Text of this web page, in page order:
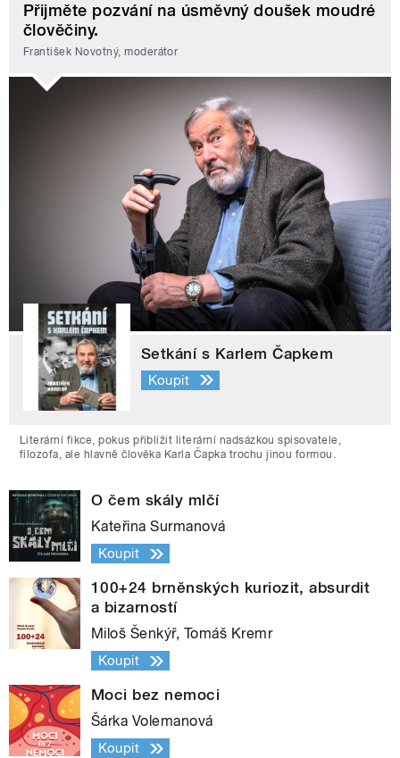
Přijměte pozvání na úsměvný doušek moudré
člověčiny.
František Novotný, moderátor
Setkání s Karlem Čapkem
Koupit
Literární fikce, pokus přiblížit literární nadsázkou spisovatele,
filozofa, ale hlavně člověka Karla Čapka trochu jinou formou.
O čem skály mlčí
Kateřina Surmanová
Koupit
100+24 brněnských kuriozit, absurdit
a bizarností
Miloš Šenkýř, Tomáš Kremr
Koupit
Moci bez nemoci
Šárka Volemanová
Koupit